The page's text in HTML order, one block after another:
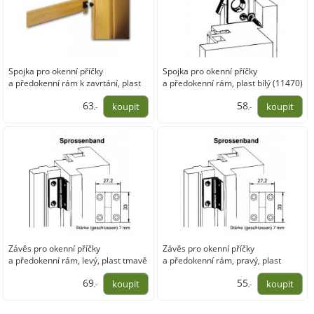
Spojka pro okenní příčky
a předokenní rám k zavrtání, plast
63,-
Spojka pro okenní příčky
a předokenní rám, plast bílý (11470)
58,-
Závěs pro okenní příčky
a předokenní rám, levý, plast tmavě
69,-
Závěs pro okenní příčky
a předokenní rám, pravý, plast
55,-